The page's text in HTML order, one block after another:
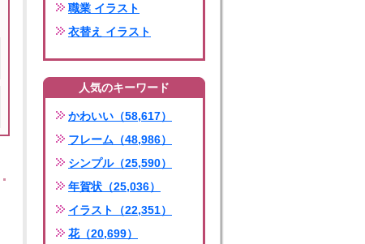
職業 イラスト
衣替え イラスト
人気のキーワード
かわいい（58,617）
フレーム（48,986）
シンプル（25,590）
年賀状（25,036）
イラスト（22,351）
花（20,699）